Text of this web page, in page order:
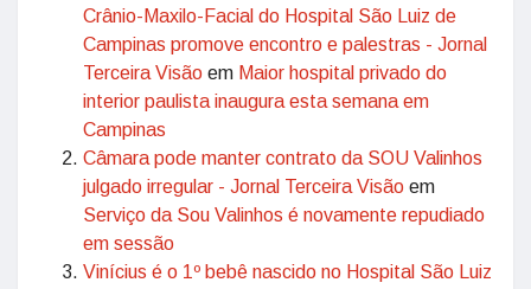
Crânio-Maxilo-Facial do Hospital São Luiz de
Campinas promove encontro e palestras - Jornal
Terceira Visão em Maior hospital privado do
interior paulista inaugura esta semana em
Campinas
Câmara pode manter contrato da SOU Valinhos
julgado irregular - Jornal Terceira Visão em
Serviço da Sou Valinhos é novamente repudiado
em sessão
Vinícius é o 1º bebê nascido no Hospital São Luiz